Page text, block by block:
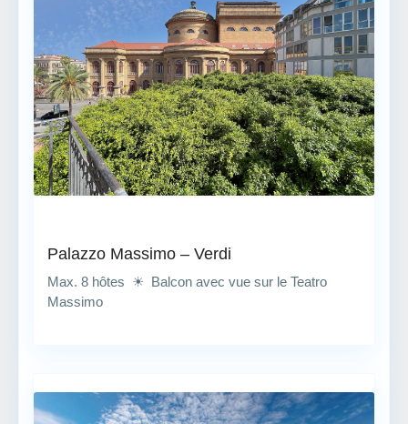
Palazzo Massimo – Verdi
Max. 8 hôtes ☀ Balcon avec vue sur le Teatro
Massimo